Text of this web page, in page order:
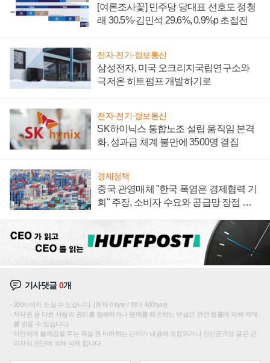
[여론조사꽃] 민주당 당대표 선호도 정청
래 30.5%·김민석 29.6%, 0.9%p 초접전
전자·전기·정보통신
삼성전자, 미국 오크리지국립연구소와
극저온 히트펌프 개발하기로
전자·전기·정보통신
SK하이닉스 통합노조 설립 움직임 본격
화, 성과급 체계 불만에 3500명 결집
경제정책
중국 관영매체 "한국 폭염은 경제협력 기
회" 주장, 소비자 수요와 공급망 장점 강
기사댓글0개
200자까지 쓰실 수 있습니다. (현재 0 byte / 최대 400byte)
저작권 등 다른 사람의 권리를 침해하거나 명예를 훼손하는 댓글은 관련 법률에 의해 제재
를 받을 수 있습니다.
타인에게 불쾌감을 주는 욕설 등 비하하는 단어가 내용에 포함되거나 인신공격성 글은 관
리자의 판단에 의해 삭제 합니다.